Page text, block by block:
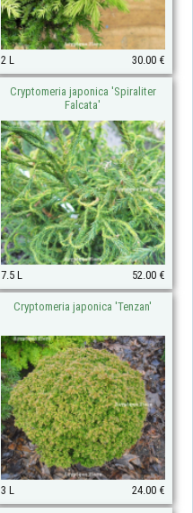
2 L 30.00 €
Cryptomeria japonica 'Spiraliter
Falcata'
7.5 L 52.00 €
Cryptomeria japonica 'Tenzan'
3 L 24.00 €